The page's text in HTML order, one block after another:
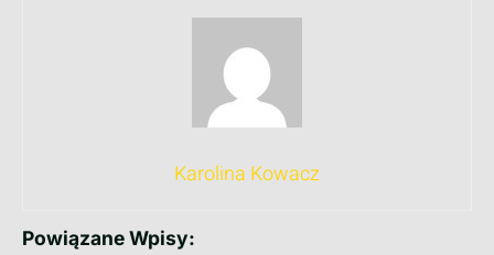
Karolina Kowacz
Powiązane Wpisy: